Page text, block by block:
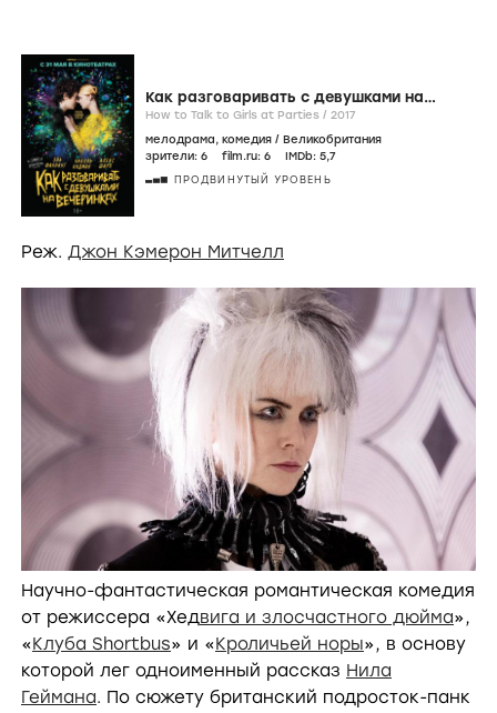
Как разговаривать с девушками на
вечеринках
How to Talk to Girls at Parties / 2017
мелодрама, комедия / Великобритания
зрители: 6 film.ru: 6 IMDb: 5,7
ПРОДВИНУТЫЙ УРОВЕНЬ
Реж. Джон Кэмерон Митчелл
Научно-фантастическая романтическая комедия
от режиссера «Хедвига и злосчастного дюйма»,
«Клуба Shortbus» и «Кроличьей норы», в основу
которой лег одноименный рассказ Нила
Геймана. По сюжету британский подросток-панк